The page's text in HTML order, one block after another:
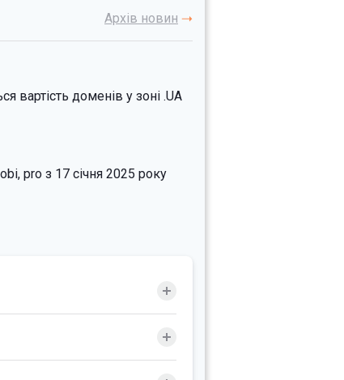
Архів новин
вартість доменів у зоні .UA
pro з 17 січня 2025 року